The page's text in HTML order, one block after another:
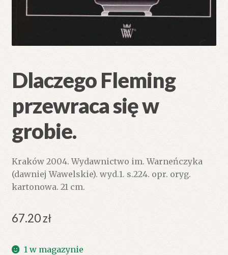
Dlaczego Fleming
przewraca się w
grobie.
Kraków 2004. Wydawnictwo im. Warneńczyka
(dawniej Wawelskie). wyd.1. s.224. opr. oryg.
kartonowa. 21 cm.
67.20zł
1 w magazynie